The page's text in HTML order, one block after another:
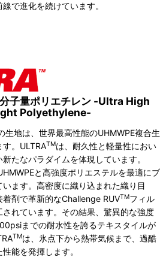
で進化を続けています。
子量ポリエチレン -Ultra High
Polyethylene-
生地は、世界最高性能のUHMWPE複合生
。ULTRATMは、耐久性と軽量性におい
たなパラダイムを体現しています。
と高強度ポリエステルを最適にブ
います。高密度に織り込まれた織り目
着剤で革新的なChallenge RUVTMフィル
されています。その結果、驚異的な強度
までの耐水性を誇るテキスタイルが
TMは、氷点下から熱帯気候まで、過酷
能を発揮します。